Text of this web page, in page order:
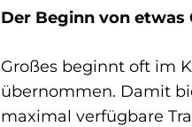
Der Beginn von etwas
Großes beginnt oft im
übernommen. Damit
maximal verfügbare